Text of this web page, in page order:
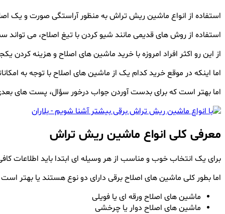
استفاده از انواع ماشین ریش تراش به منظور آراستگی صورت و یک
استفاده از روش های قدیمی مانند شیو کردن با تیغ اصلاح، می
از این رو اکثر افراد امروزه با خرید ماشین های اصلاح و هزینه
اما اینکه در موقع خرید کدام یک از ماشین های اصلاح با توجه به
اما بهتر است که برای بدست آوردن جواب درخور سؤال، پست های
معرفی کلی انواع ماشین ریش تراش
برای یک انتخاب خوب و مناسب از هر وسیله ای ابتدا باید اطلاعات
اما بطور کلی ماشین های اصلاح برقی دارای دو نوع هستند یا بهتر
ماشین های اصلاح ورقه ای یا فویلی
ماشین های اصلاح دوار یا چرخشی